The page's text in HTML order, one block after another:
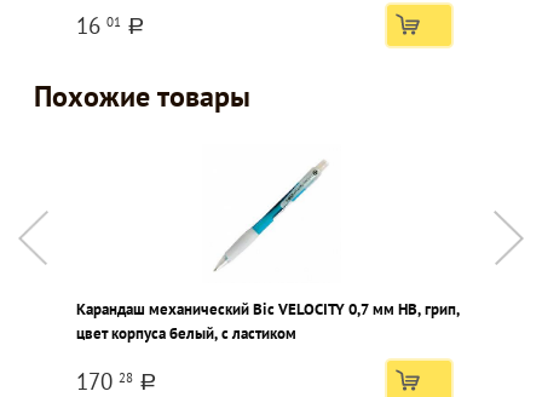
16 01 a
Похожие товары
Карандаш механический Bic VELOCITY 0,7 мм НВ, грип,
цвет корпуса белый, с ластиком
170 28 a